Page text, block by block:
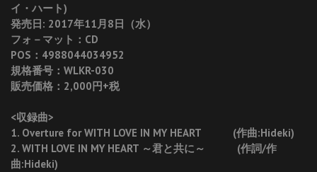
イ・ハート)
発売日: 2017年11月8日（水）
フォ－マット：CD
POS：4988044034952
規格番号：WLKR-030
販売価格：2,000円+税
<収録曲>
1. Overture for WITH LOVE IN MY HEART (作曲:Hideki)
2. WITH LOVE IN MY HEART ～君と共に～ (作詞/作
曲:Hideki)